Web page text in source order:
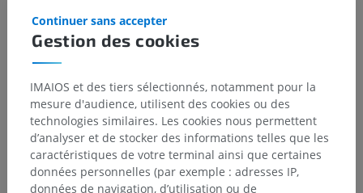
Hiérarchie anatomique
Gestion des cookies
Continuer sans accepter
IMAIOS et des tiers sélectionnés, notamment pour la
mesure d'audience, utilisent des cookies ou des
technologies similaires. Les cookies nous permettent
d’analyser et de stocker des informations telles que les
caractéristiques de votre terminal ainsi que certaines
données personnelles (par exemple : adresses IP,
données de navigation, d’utilisation ou de